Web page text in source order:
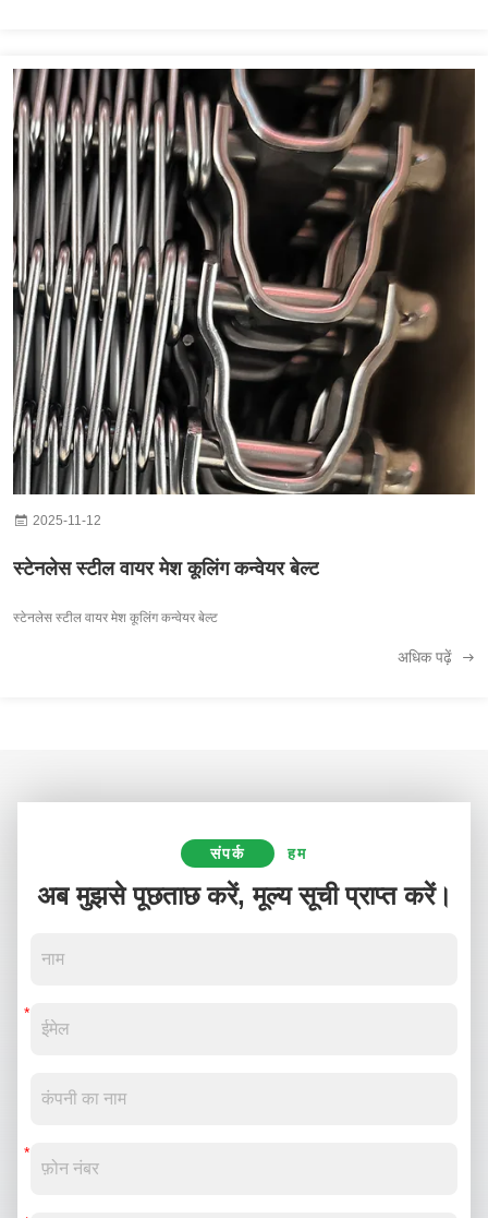
2025-11-12
स्टेनलेस स्टील वायर मेश कूलिंग कन्वेयर बेल्ट
स्टेनलेस स्टील वायर मेश कूलिंग कन्वेयर बेल्ट
अधिक पढ़ें
संपर्क हम
अब मुझसे पूछताछ करें, मूल्य सूची प्राप्त करें।